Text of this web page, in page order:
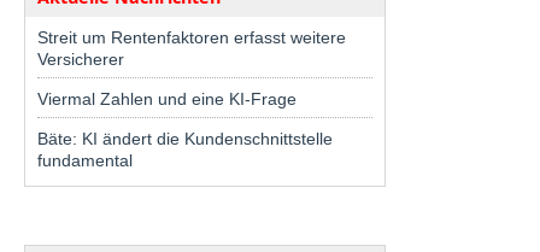
Streit um Rentenfaktoren erfasst weitere
Versicherer
Viermal Zahlen und eine KI-Frage
Bäte: KI ändert die Kundenschnittstelle
fundamental